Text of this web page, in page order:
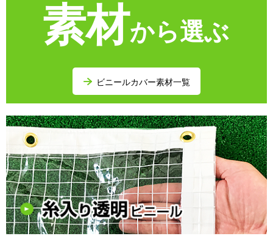
素材から選ぶ
ビニールカバー素材一覧